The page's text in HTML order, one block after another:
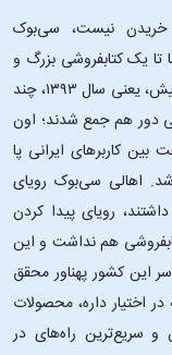
خریدن نیست، سی‌بوک
تا یک کتابفروشی بزرگ و
پروپیمون تنها به اندازۀ یک کلیک شده. چند سال پیش، یعنی سال ۱۳۹۳، چند
دور هم جمع شدند؛ اون‌
بین کاربرهای ایرانی پا
اهالی سی‌بوک رویای
رویای پیدا کردن
هم نداشت و این
این کشور پهناور محقق
اختیار داره، محصولات
و سریع‌ترین راه‌های در